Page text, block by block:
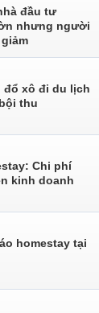
đầu tư
nhưng người
đổ xô đi du lịch
thu
Chi phí
kinh doanh
homestay tại